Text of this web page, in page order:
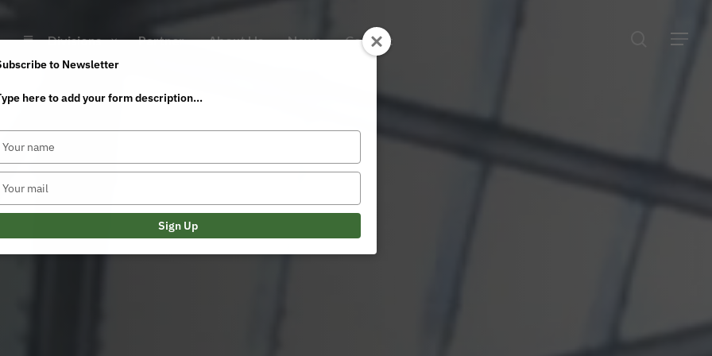
Divisions Partner About Us News Contact
to Newsletter
here to add your form description...
Sign Up